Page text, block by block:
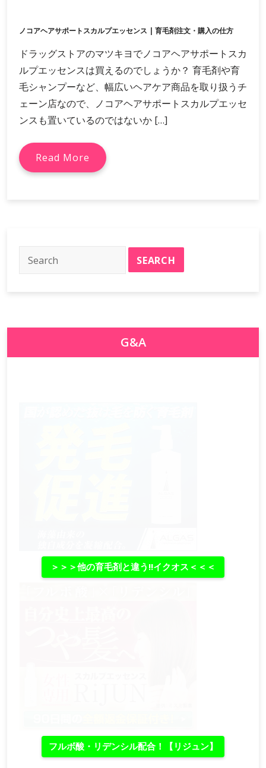
ノコアヘアサポートスカルプエッセンス | 育毛剤注文・購入の仕方
ドラッグストアのマツキヨでノコアヘアサポートスカ
ルプエッセンスは買えるのでしょうか？ 育毛剤や育
毛シャンプーなど、幅広いヘアケア商品を取り扱うチ
ェーン店なので、ノコアヘアサポートスカルプエッセ
ンスも置いているのではないか […]
Read More
G&A
＞＞＞他の育毛剤と違う‼イクオス＜＜＜
フルボ酸・リデンシル配合！【リジュン】